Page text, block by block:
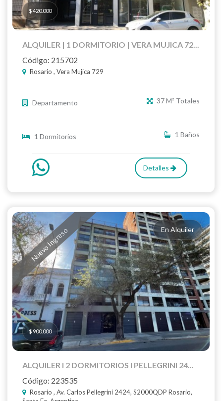
$ 420.000
ALQUILER | 1 DORMITORIO | VERA MUJICA 72...
Código: 215702
Rosario , Vera Mujica 729
Departamento 37 M² Totales
1 Dormitorios 1 Baños
Detalles
Nuevo Ingreso En Alquiler
$ 900.000
ALQUILER I 2 DORMITORIOS I PELLEGRINI 24...
Código: 223535
Rosario , Av. Carlos Pellegrini 2424, S2000QDP Rosario,